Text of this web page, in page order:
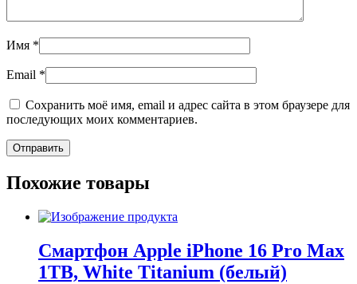
Имя *
Email *
Сохранить моё имя, email и адрес сайта в этом браузере для
последующих моих комментариев.
Похожие товары
Смартфон Apple iPhone 16 Pro Max
1TB, White Titanium (белый)